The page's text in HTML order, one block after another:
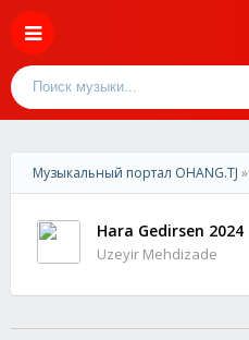
Музыкальный портал OHANG.TJ »
Hara Gedirsen 2024
Uzeyir Mehdizade